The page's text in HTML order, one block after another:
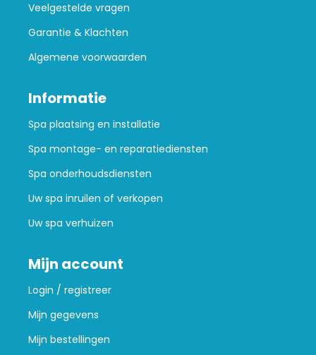
Veelgestelde vragen
Garantie & Klachten
Algemene voorwaarden
Informatie
Spa plaatsing en installatie
Spa montage- en reparatiediensten
Spa onderhoudsdiensten
Uw spa inruilen of verkopen
Uw spa verhuizen
Mijn account
Login / registreer
Mijn gegevens
Mijn bestellingen